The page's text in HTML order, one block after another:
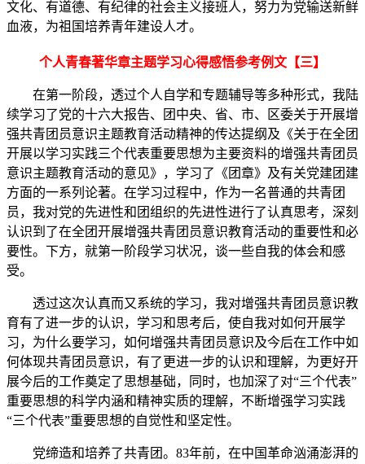
文化、有道德、有纪律的社会主义接班人，努力为党输送新鲜
血液，为祖国培养青年建设人才。
个人青春著华章主题学习心得感悟参考例文【三】
在第一阶段，透过个人自学和专题辅导等多种形式，我陆
续学习了党的十六大报告、团中央、省、市、区委关于开展增
强共青团员意识主题教育活动精神的传达提纲及《关于在全团
开展以学习实践三个代表重要思想为主要资料的增强共青团员
意识主题教育活动的意见》，学习了《团章》及有关党建团建
方面的一系列论著。在学习过程中，作为一名普通的共青团
员，我对党的先进性和团组织的先进性进行了认真思考，深刻
认识到了在全团开展增强共青团员意识教育活动的重要性和必
要性。下方，就第一阶段学习状况，谈一些自我的体会和感
受。
透过这次认真而又系统的学习，我对增强共青团员意识教
育有了进一步的认识，学习和思考后，使自我对如何开展学
习，为什么要学习，如何增强共青团员意识及今后在工作中如
何体现共青团员意识，有了更进一步的认识和理解，为更好开
展今后的工作奠定了思想基础，同时，也加深了对“三个代表”
重要思想的科学内涵和精神实质的理解，不断增强学习实践
“三个代表”重要思想的自觉性和坚定性。
党缔造和培养了共青团。83年前，在中国革命汹涌澎湃的